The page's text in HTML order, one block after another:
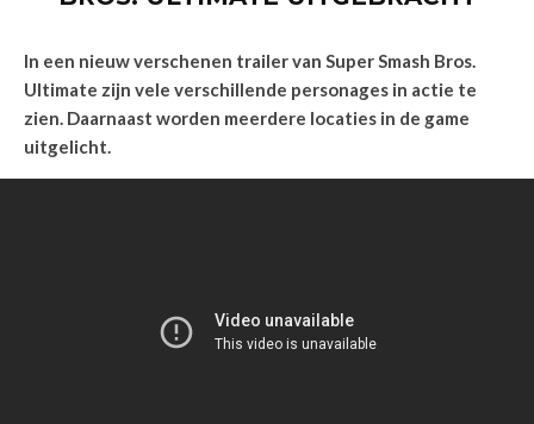
In een nieuw verschenen trailer van Super Smash Bros.
Ultimate zijn vele verschillende personages in actie te
zien. Daarnaast worden meerdere locaties in de game
uitgelicht.